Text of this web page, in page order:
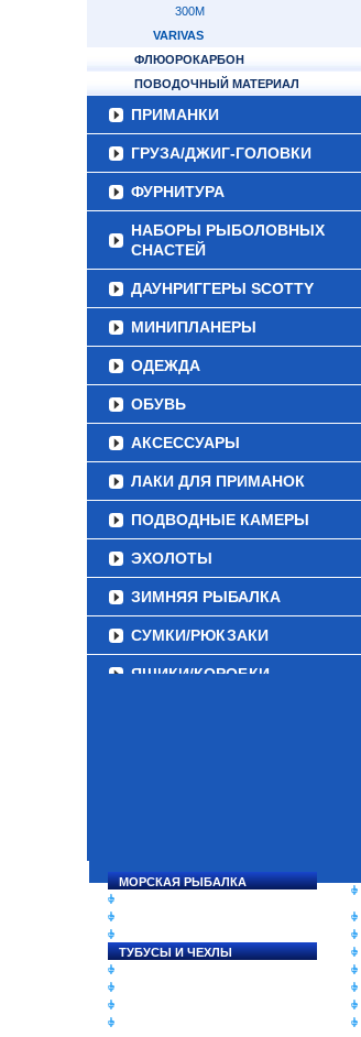
300М
VARIVAS
ФЛЮОРОКАРБОН
ПОВОДОЧНЫЙ МАТЕРИАЛ
ПРИМАНКИ
ГРУЗА/ДЖИГ-ГОЛОВКИ
ФУРНИТУРА
НАБОРЫ РЫБОЛОВНЫХ
СНАСТЕЙ
ДАУНРИГГЕРЫ SCOTTY
МИНИПЛАНЕРЫ
ОДЕЖДА
ОБУВЬ
АКСЕССУАРЫ
ЛАКИ ДЛЯ ПРИМАНОК
ПОДВОДНЫЕ КАМЕРЫ
ЭХОЛОТЫ
ЗИМНЯЯ РЫБАЛКА
СУМКИ/РЮКЗАКИ
ЯЩИКИ/КОРОБКИ
МОРСКАЯ РЫБАЛКА
ТУБУСЫ И ЧЕХЛЫ